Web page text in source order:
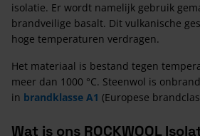
isolatie. Er wordt namelijk gebruik
brandveilige basalt. Dit vulkanische
hoge temperaturen verdragen.
Het materiaal is bestand tegen
meer dan 1000 °C. Steenwol is
in brandklasse A1 (Europese
Wat is ons ROCKWOOL